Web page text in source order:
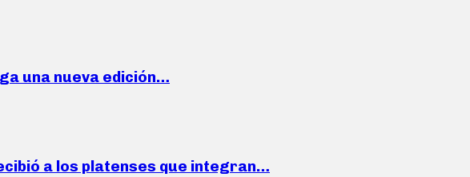
una nueva edición…
a los platenses que integran…